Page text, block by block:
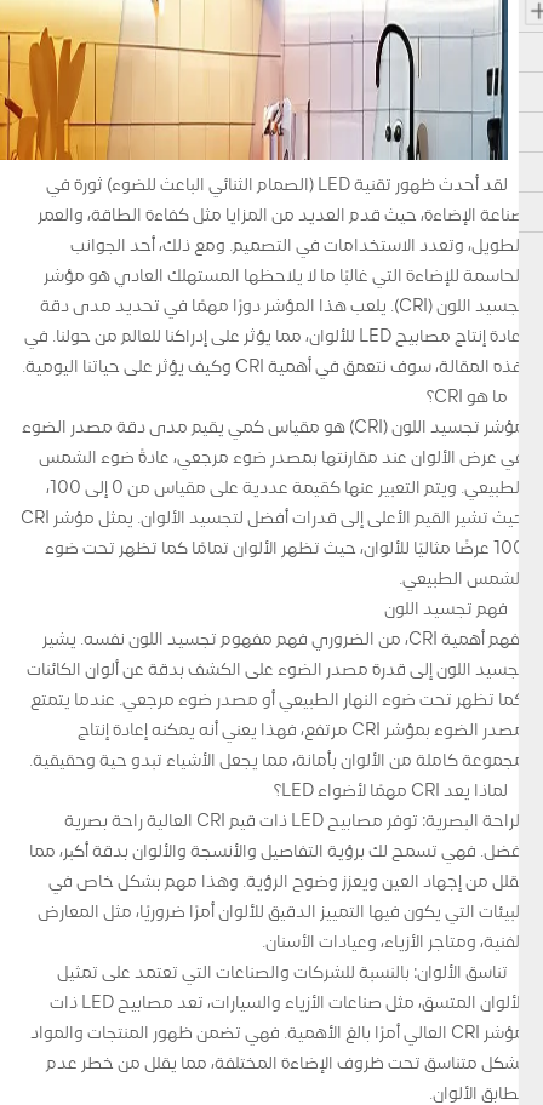
لقد أحدث ظهور تقنية LED (الصمام الثنائي الباعث للضوء) ثورة في
صناعة الإضاءة، حيث قدم العديد من المزايا مثل كفاءة الطاقة، والعمر
الطويل، وتعدد الاستخدامات في التصميم. ومع ذلك، أحد الجوانب
الحاسمة للإضاءة التي غالبًا ما لا يلاحظها المستهلك العادي هو مؤشر
تجسيد اللون (CRI). يلعب هذا المؤشر دورًا مهمًا في تحديد مدى دقة
إعادة إنتاج مصابيح LED للألوان، مما يؤثر على إدراكنا للعالم من حولنا. في
هذه المقالة، سوف نتعمق في أهمية CRI وكيف يؤثر على حياتنا اليومية.
ما هو CRI؟
مؤشر تجسيد اللون (CRI) هو مقياس كمي يقيم مدى دقة مصدر الضوء
في عرض الألوان عند مقارنتها بمصدر ضوء مرجعي، عادةً ضوء الشمس
الطبيعي. ويتم التعبير عنها كقيمة عددية على مقياس من 0 إلى 100،
حيث تشير القيم الأعلى إلى قدرات أفضل لتجسيد الألوان. يمثل مؤشر CRI
100 عرضًا مثاليًا للألوان، حيث تظهر الألوان تمامًا كما تظهر تحت ضوء
الشمس الطبيعي.
فهم تجسيد اللون
لفهم أهمية CRI، من الضروري فهم مفهوم تجسيد اللون نفسه. يشير
تجسيد اللون إلى قدرة مصدر الضوء على الكشف بدقة عن ألوان الكائنات
كما تظهر تحت ضوء النهار الطبيعي أو مصدر ضوء مرجعي. عندما يتمتع
مصدر الضوء بمؤشر CRI مرتفع، فهذا يعني أنه يمكنه إعادة إنتاج
مجموعة كاملة من الألوان بأمانة، مما يجعل الأشياء تبدو حية وحقيقية.
لماذا يعد CRI مهمًا لأضواء LED؟
الراحة البصرية: توفر مصابيح LED ذات قيم CRI العالية راحة بصرية
أفضل. فهي تسمح لك برؤية التفاصيل والأنسجة والألوان بدقة أكبر، مما
يقلل من إجهاد العين ويعزز وضوح الرؤية. وهذا مهم بشكل خاص في
البيئات التي يكون فيها التمييز الدقيق للألوان أمرًا ضروريًا، مثل المعارض
الفنية، ومتاجر الأزياء، وعيادات الأسنان.
تناسق الألوان: بالنسبة للشركات والصناعات التي تعتمد على تمثيل
الألوان المتسق، مثل صناعات الأزياء والسيارات، تعد مصابيح LED ذات
مؤشر CRI العالي أمرًا بالغ الأهمية. فهي تضمن ظهور المنتجات والمواد
بشكل متناسق تحت ظروف الإضاءة المختلفة، مما يقلل من خطر عدم
تطابق الألوان.